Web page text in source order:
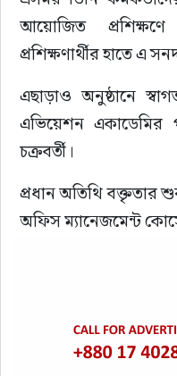
আয়োজিত
প্রশিক্ষণার্থীর হাতে এ
এছাড়াও অনুষ্ঠানে
এভিয়েশন একাডেমির
চক্রবর্তী।
প্রধান অতিথি বক্তৃতার
অফিস ম্যানেজমেন্ট
বাস্তব জীবনে প্রয়োগের
খাতে একটি গুরত্বপূর্ণ